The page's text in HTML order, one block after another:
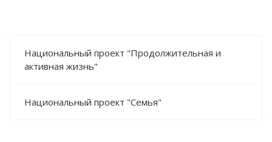
Национальный проект "Продолжительная и
активная жизнь"
Национальный проект "Семья"